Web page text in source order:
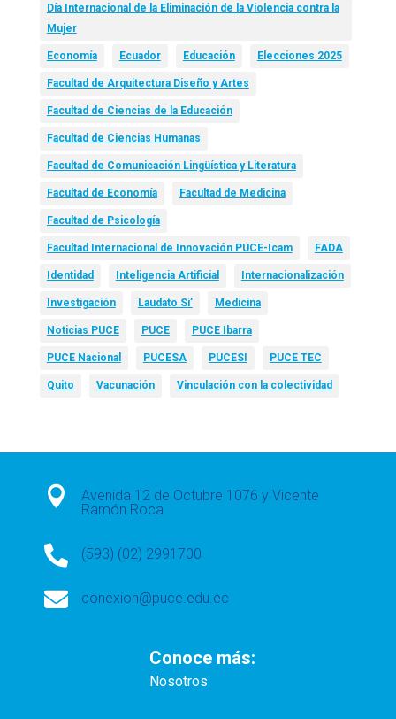
Día Internacional de la Eliminación de la Violencia contra la
Mujer
Economía Ecuador Educación Elecciones 2025
Facultad de Arquitectura Diseño y Artes
Facultad de Ciencias de la Educación
Facultad de Ciencias Humanas
Facultad de Comunicación Lingüística y Literatura
Facultad de Economía Facultad de Medicina
Facultad de Psicología
Facultad Internacional de Innovación PUCE-Icam FADA
Identidad Inteligencia Artificial Internacionalización
Investigación Laudato Si’ Medicina
Noticias PUCE PUCE PUCE Ibarra
PUCE Nacional PUCESA PUCESI PUCE TEC
Quito Vacunación Vinculación con la colectividad

Avenida 12 de Octubre 1076 y Vicente
Ramón Roca
 (593) (02) 2991700
 conexion@puce.edu.ec
Conoce más:
Nosotros